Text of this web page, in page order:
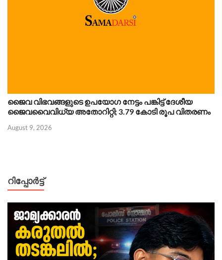
ജൈവ വിഭവങ്ങളുടെ ഉപയോഗ നേട്ടം പങ്കിട്ട് ദേശീയ
ജൈവവൈവിധ്യ അതോറിറ്റി; 3.79 കോടി രൂപ വിതരണം
August 9, 2026
റിപ്പോര്‍ട്ട്